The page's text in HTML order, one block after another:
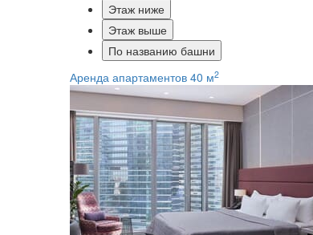
Этаж ниже
Этаж выше
По названию башни
Аренда апартаментов 40 м2